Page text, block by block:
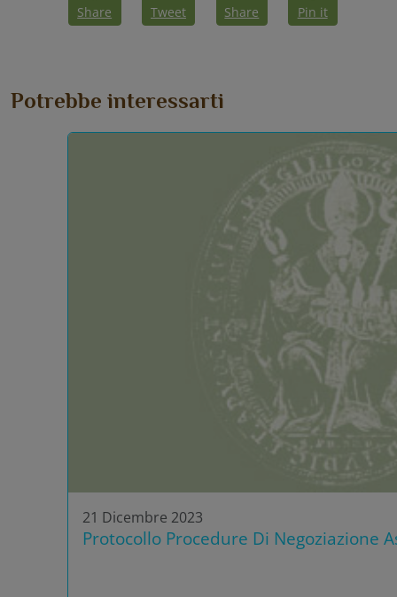
Share Tweet Share Pin it
Potrebbe interessarti
21 Dicembre 2023
Protocollo Procedure Di Negoziazione